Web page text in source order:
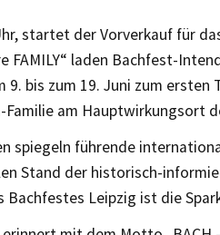
startet der Vorverkauf für
FAMILY“ laden Bachfest-
9. bis zum 19. Juni zum ersten
Familie am Hauptwirkungsort
spiegeln führende
Stand der historisch-
Leipzig ist die